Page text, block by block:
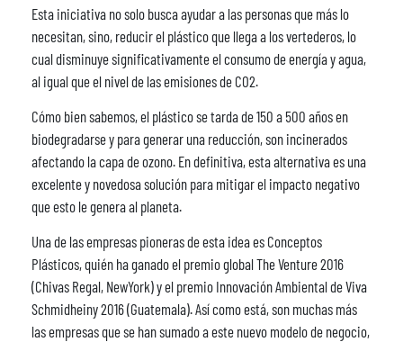
Esta iniciativa no solo busca ayudar a las personas que más lo
necesitan, sino, reducir el plástico que llega a los vertederos, lo
cual disminuye significativamente el consumo de energía y agua,
al igual que el nivel de las emisiones de CO2.
Cómo bien sabemos, el plástico se tarda de 150 a 500 años en
biodegradarse y para generar una reducción, son incinerados
afectando la capa de ozono. En definitiva, esta alternativa es una
excelente y novedosa solución para mitigar el impacto negativo
que esto le genera al planeta.
Una de las empresas pioneras de esta idea es Conceptos
Plásticos, quién ha ganado el premio global The Venture 2016
(Chivas Regal, NewYork) y el premio Innovación Ambiental de Viva
Schmidheiny 2016 (Guatemala). Así como está, son muchas más
las empresas que se han sumado a este nuevo modelo de negocio,